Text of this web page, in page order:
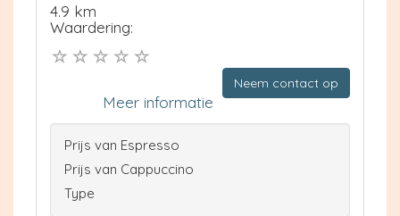
4.9 km
Waardering:
Neem contact op
Meer informatie
Prijs van Espresso
Prijs van Cappuccino
Type